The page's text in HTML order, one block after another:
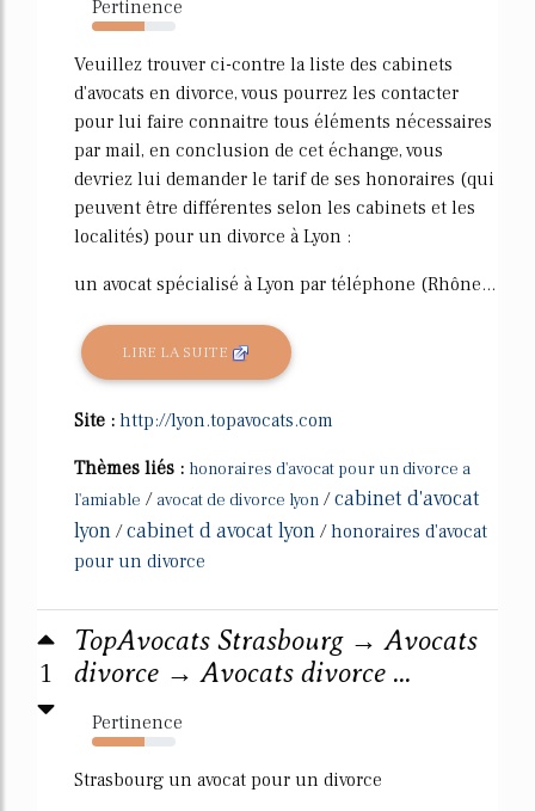
Pertinence
63%
Veuillez trouver ci-contre la liste des cabinets
d'avocats en divorce, vous pourrez les contacter
pour lui faire connaitre tous éléments nécessaires
par mail, en conclusion de cet échange, vous
devriez lui demander le tarif de ses honoraires (qui
peuvent être différentes selon les cabinets et les
localités) pour un divorce à Lyon :
un avocat spécialisé à Lyon par téléphone (Rhône...
LIRE LA SUITE
Site : http://lyon.topavocats.com
Thèmes liés : honoraires d'avocat pour un divorce a
l'amiable / avocat de divorce lyon /cabinet d'avocat
lyon /cabinet d avocat lyon /honoraires d'avocat
pour un divorce
1
TopAvocats Strasbourg → Avocats
divorce → Avocats divorce ...
Pertinence
63%
Strasbourg un avocat pour un divorce